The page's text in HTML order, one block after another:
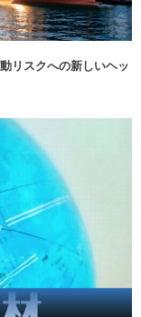
リスクへの新しいヘッ